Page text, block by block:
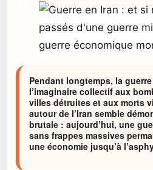
Pendant longtemps, la
l’imaginaire collectif aux
villes détruites et aux morts
autour de l’Iran semble
brutale : aujourd’hui, une
sans frappes massives
une économie jusqu’à